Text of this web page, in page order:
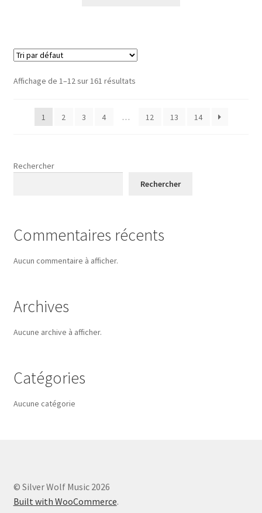
Affichage de 1–12 sur 161 résultats
1 2 3 4 … 12 13 14
Rechercher
Rechercher
Commentaires récents
Aucun commentaire à afficher.
Archives
Aucune archive à afficher.
Catégories
Aucune catégorie
© Silver Wolf Music 2026
Built with WooCommerce.